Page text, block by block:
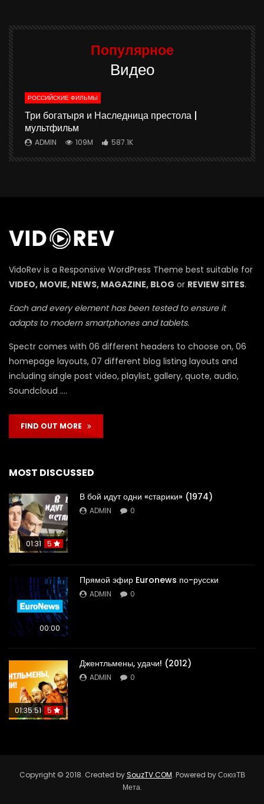
Популярное
Видео
РОССИЙСКИЕ ФИЛЬМЫ
Три богатыря и Наследница престола |
мультфильм
ADMIN 109M 587.1K
VidoRev is a Responsive WordPress Theme best suitable for
VIDEO, MOVIE, NEWS, MAGAZINE, BLOG or REVIEW SITES.
Each and every element has been tested to ensure it
adapts to modern smartphones and tablets.
Spectr comes with 06 different headers to choose on, 06
homepage layouts, 07 different blog listing layouts and
including single post video, playlist, gallery, quote, audio,
Soundcloud ….
FIND OUT MORE
MOST DISCUSSED
01:31 5
В бой идут одни «старики» (1974)
ADMIN 0
00:00
Прямой эфир Euronews по-русски
ADMIN 0
01:35:51 5
Джентльмены, удачи! (2012)
ADMIN 0
Copyright © 2018. Created bySouzTV.COM. Powered by СоюзТВ
Мета.